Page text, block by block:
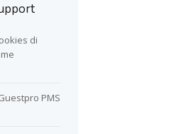
di
PMS